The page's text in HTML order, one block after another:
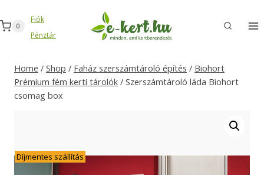
to
content
0
Fiók
Pénztár
Home / Shop / Faház szerszámtároló építés / Biohort
Prémium fém kerti tárolók / Szerszámtároló láda Biohort
csomag box
Díjmentes szállítás